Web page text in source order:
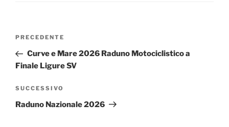
Navigazione
Articolo
precedente:
PRECEDENTE
Curve e Mare 2026 Raduno Motociclistico a
Finale Ligure SV
Articolo
successivo
SUCCESSIVO
Raduno Nazionale 2026